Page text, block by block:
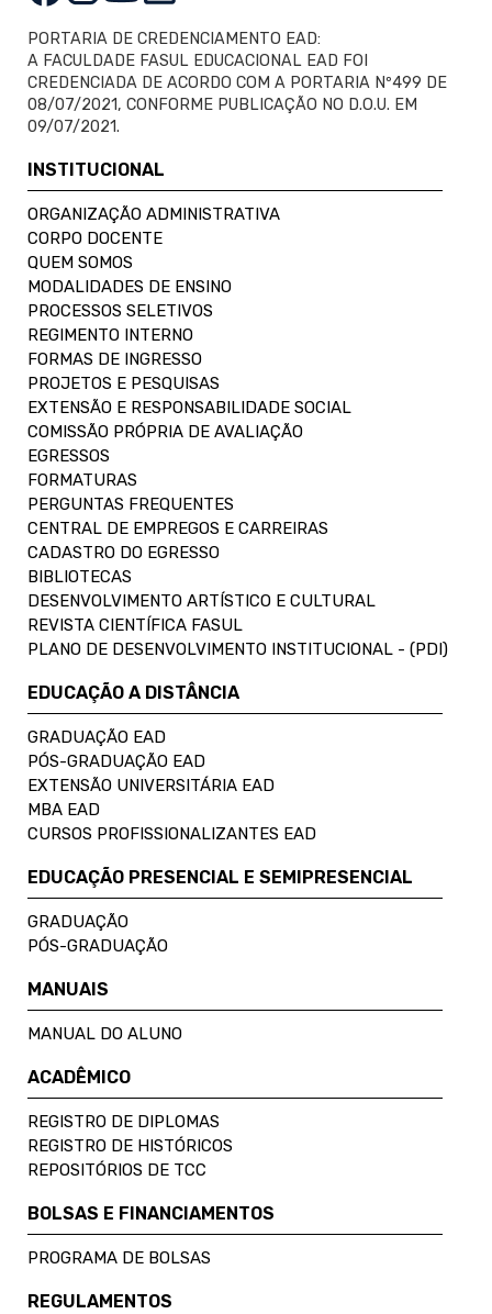
PORTARIA DE CREDENCIAMENTO EAD:
A FACULDADE FASUL EDUCACIONAL EAD FOI
CREDENCIADA DE ACORDO COM A PORTARIA Nº499 DE
08/07/2021, CONFORME PUBLICAÇÃO NO D.O.U. EM
09/07/2021.
INSTITUCIONAL
ORGANIZAÇÃO ADMINISTRATIVA
CORPO DOCENTE
QUEM SOMOS
MODALIDADES DE ENSINO
PROCESSOS SELETIVOS
REGIMENTO INTERNO
FORMAS DE INGRESSO
PROJETOS E PESQUISAS
EXTENSÃO E RESPONSABILIDADE SOCIAL
COMISSÃO PRÓPRIA DE AVALIAÇÃO
EGRESSOS
FORMATURAS
PERGUNTAS FREQUENTES
CENTRAL DE EMPREGOS E CARREIRAS
CADASTRO DO EGRESSO
BIBLIOTECAS
DESENVOLVIMENTO ARTÍSTICO E CULTURAL
REVISTA CIENTÍFICA FASUL
PLANO DE DESENVOLVIMENTO INSTITUCIONAL - (PDI)
EDUCAÇÃO A DISTÂNCIA
GRADUAÇÃO EAD
PÓS-GRADUAÇÃO EAD
EXTENSÃO UNIVERSITÁRIA EAD
MBA EAD
CURSOS PROFISSIONALIZANTES EAD
EDUCAÇÃO PRESENCIAL E SEMIPRESENCIAL
GRADUAÇÃO
PÓS-GRADUAÇÃO
MANUAIS
MANUAL DO ALUNO
ACADÊMICO
REGISTRO DE DIPLOMAS
REGISTRO DE HISTÓRICOS
REPOSITÓRIOS DE TCC
BOLSAS E FINANCIAMENTOS
PROGRAMA DE BOLSAS
REGULAMENTOS